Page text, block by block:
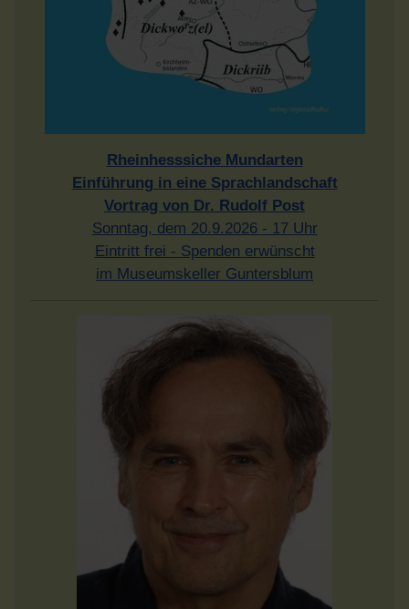
Rheinhesssiche Mundarten
Einführung in eine Sprachlandschaft
Vortrag von Dr. Rudolf Post
Sonntag, dem 20.9.2026 - 17 Uhr
Eintritt frei - Spenden erwünscht
im Museumskeller Guntersblum